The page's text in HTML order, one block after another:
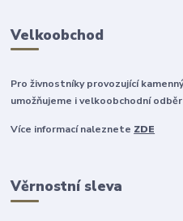
Velkoobchod
Pro živnostníky provozující
umožňujeme i velkoobchodní
Více informací naleznete ZDE
Věrnostní sleva